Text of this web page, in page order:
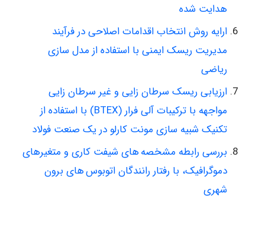
هدایت شده
ارایه روش انتخاب اقدامات اصلاحی در فرآیند
مدیریت ریسک ایمنی با استفاده از مدل سازی
ریاضی
ارزیابی ریسک سرطان زایی و غیر سرطان زایی
مواجهه با ترکیبات آلی فرار (BTEX) با استفاده از
تکنیک شبیه سازی مونت کارلو در یک صنعت فولاد
بررسی رابطه مشخصه های شیفت کاری و متغیرهای
دموگرافیک، با رفتار رانندگان اتوبوس های برون
شهری